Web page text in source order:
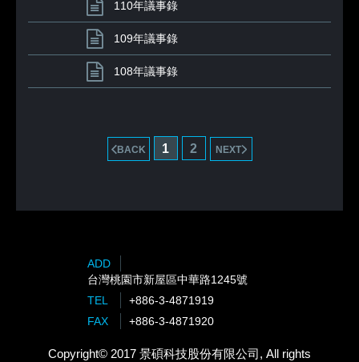
110年議事錄
109年議事錄
108年議事錄
BACK 1 2 NEXT
ADD
台灣桃園市新屋區中華路1245號
TEL
+886-3-4871919
FAX
+886-3-4871920
Copyright© 2017 景碩科技股份有限公司, All rights